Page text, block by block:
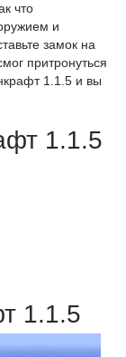
что
и
замок на
притронуться
1.1.5 и вы
1.1.5
1.1.5